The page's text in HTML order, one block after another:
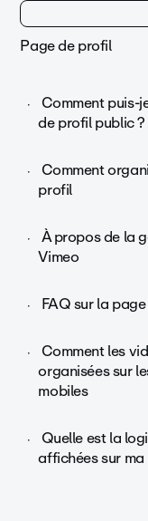
Page de profil
Comment puis-
de profil public ?
Comment
profil
À propos de la
Vimeo
FAQ sur la
Comment les
organisées sur
mobiles
Quelle est la
affichées sur